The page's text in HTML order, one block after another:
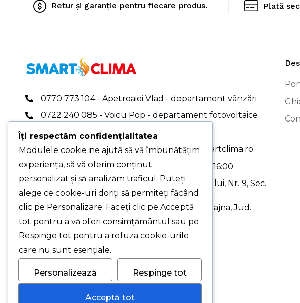
Retur și garanție pentru fiecare produs. Plată
0770 773 104 - Apetroaiei Vlad - departament vânzări
0722 240 085 - Voicu Pop - departament fotovoltaice
0767 409 696
office.smartclima@gmail.com|office@smartclima.ro
PROGRAM DE LUCRU: Luni-Vineri - 08:00-16:00
PUNCT DE LUCRU PRINCIPAL - Str. Pelinului, Nr. 9, Sec.
3, București
PUNCT DE LUCRU - Drumul Gării, Nr. 1, Chiajna, Jud.
Ilfov (cu programare)
© 2026 Smart Clima SRL.
Îți respectăm confidențialitatea
Modulele cookie ne ajută să vă îmbunătățim
experiența, să vă oferim conținut
personalizat și să analizăm traficul. Puteți
alege ce cookie-uri doriți să permiteți făcând
clic pe Personalizare. Faceți clic pe Acceptă
tot pentru a vă oferi consimțământul sau pe
Respinge tot pentru a refuza cookie-urile
care nu sunt esențiale.
Personalizează Respinge tot
Acceptă tot